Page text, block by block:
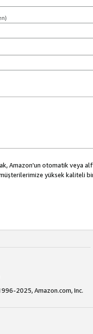
Amazon'un otomatik veya
yüksek kaliteli
2025, Amazon.com, Inc.